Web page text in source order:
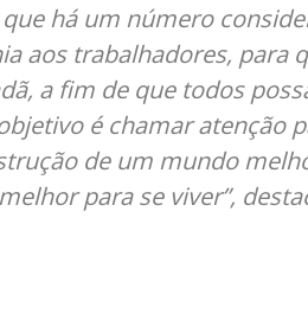
há um número
aos trabalhadores, para
a fim de que todos
é chamar atenção
de um mundo
para se viver”,